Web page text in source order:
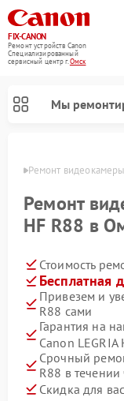
FIX-CANON
Ремонт устройств Canon
Специализированный
cервисный центр г.Омск
Мы
Ремонт
Ремонт
HF R88 в
Стоимость
Бесплатная
Привезем и
R88 сами
Гарантия на
Canon LEGRIA
Срочный
R88 в течении
Скидка для